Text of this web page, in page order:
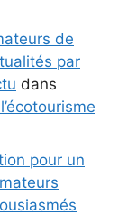
de
par
dans
pour un